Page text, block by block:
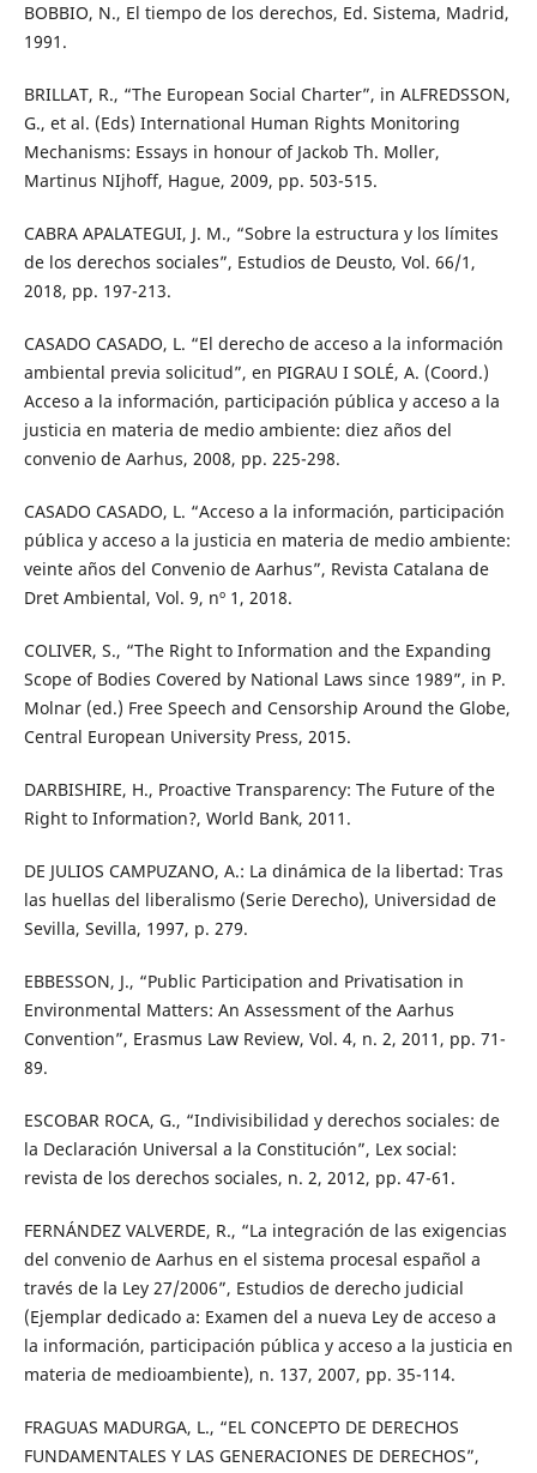
BOBBIO, N., El tiempo de los derechos, Ed. Sistema, Madrid,
1991.
BRILLAT, R., “The European Social Charter”, in ALFREDSSON,
G., et al. (Eds) International Human Rights Monitoring
Mechanisms: Essays in honour of Jackob Th. Moller,
Martinus NIjhoff, Hague, 2009, pp. 503-515.
CABRA APALATEGUI, J. M., “Sobre la estructura y los límites
de los derechos sociales”, Estudios de Deusto, Vol. 66/1,
2018, pp. 197-213.
CASADO CASADO, L. “El derecho de acceso a la información
ambiental previa solicitud”, en PIGRAU I SOLÉ, A. (Coord.)
Acceso a la información, participación pública y acceso a la
justicia en materia de medio ambiente: diez años del
convenio de Aarhus, 2008, pp. 225-298.
CASADO CASADO, L. “Acceso a la información, participación
pública y acceso a la justicia en materia de medio ambiente:
veinte años del Convenio de Aarhus”, Revista Catalana de
Dret Ambiental, Vol. 9, nº 1, 2018.
COLIVER, S., “The Right to Information and the Expanding
Scope of Bodies Covered by National Laws since 1989”, in P.
Molnar (ed.) Free Speech and Censorship Around the Globe,
Central European University Press, 2015.
DARBISHIRE, H., Proactive Transparency: The Future of the
Right to Information?, World Bank, 2011.
DE JULIOS CAMPUZANO, A.: La dinámica de la libertad: Tras
las huellas del liberalismo (Serie Derecho), Universidad de
Sevilla, Sevilla, 1997, p. 279.
EBBESSON, J., “Public Participation and Privatisation in
Environmental Matters: An Assessment of the Aarhus
Convention”, Erasmus Law Review, Vol. 4, n. 2, 2011, pp. 71-
89.
ESCOBAR ROCA, G., “Indivisibilidad y derechos sociales: de
la Declaración Universal a la Constitución”, Lex social:
revista de los derechos sociales, n. 2, 2012, pp. 47-61.
FERNÁNDEZ VALVERDE, R., “La integración de las exigencias
del convenio de Aarhus en el sistema procesal español a
través de la Ley 27/2006”, Estudios de derecho judicial
(Ejemplar dedicado a: Examen del a nueva Ley de acceso a
la información, participación pública y acceso a la justicia en
materia de medioambiente), n. 137, 2007, pp. 35-114.
FRAGUAS MADURGA, L., “EL CONCEPTO DE DERECHOS
FUNDAMENTALES Y LAS GENERACIONES DE DERECHOS”,